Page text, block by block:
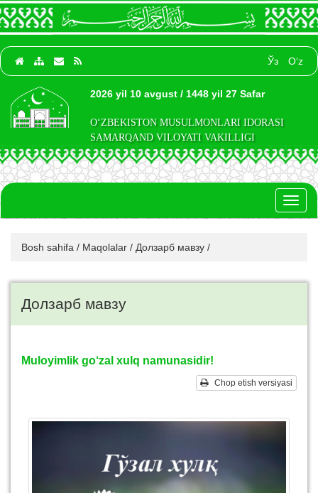
Ўз O‘z
2026 yil 10 avgust / 1448 yil 27 Safar
O‘ZBEKISTON MUSULMONLARI IDORASI
SAMARQAND VILOYATI VAKILLIGI
Bosh sahifa / Maqolalar / Долзарб мавзу /
Долзарб мавзу
Muloyimlik go‘zal xulq namunasidir!
Chop etish versiyasi